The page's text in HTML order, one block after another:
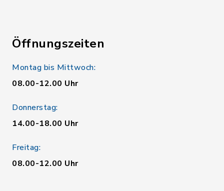
Öffnungszeiten
Montag bis Mittwoch:
08.00-12.00 Uhr
Donnerstag:
14.00-18.00 Uhr
Freitag:
08.00-12.00 Uhr